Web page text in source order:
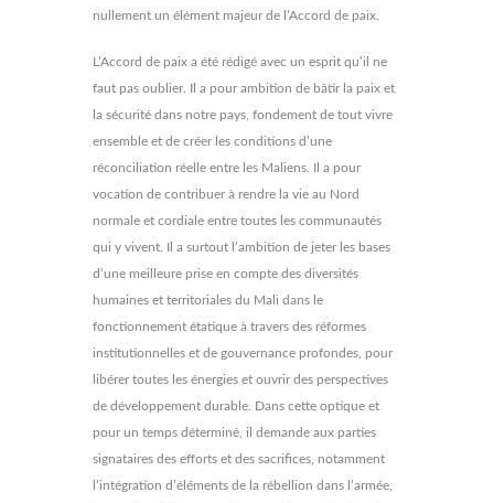
nullement un élément majeur de l’Accord de paix.
L’Accord de paix a été rédigé avec un esprit qu’il ne
faut pas oublier. Il a pour ambition de bâtir la paix et
la sécurité dans notre pays, fondement de tout vivre
ensemble et de créer les conditions d’une
réconciliation réelle entre les Maliens. Il a pour
vocation de contribuer à rendre la vie au Nord
normale et cordiale entre toutes les communautés
qui y vivent. Il a surtout l’ambition de jeter les bases
d’une meilleure prise en compte des diversités
humaines et territoriales du Mali dans le
fonctionnement étatique à travers des réformes
institutionnelles et de gouvernance profondes, pour
libérer toutes les énergies et ouvrir des perspectives
de développement durable. Dans cette optique et
pour un temps déterminé, il demande aux parties
signataires des efforts et des sacrifices, notamment
l’intégration d’éléments de la rébellion dans l’armée,